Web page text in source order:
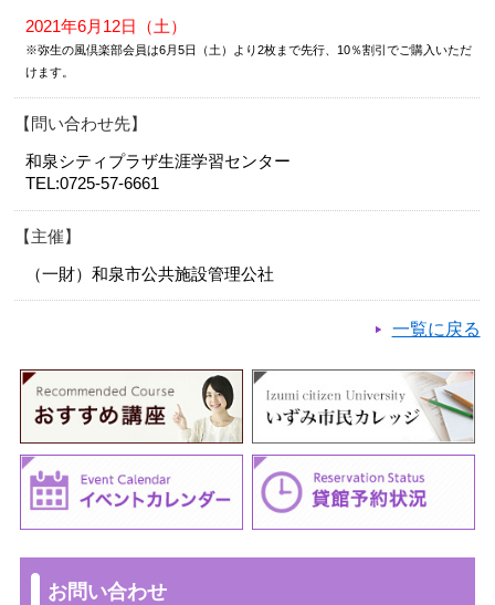
2021年6月12日（土）
※弥生の風倶楽部会員は6月5日（土）より2枚まで先行、10％割引でご購入いただ
けます。
問い合わせ先
和泉シティプラザ生涯学習センター
TEL:0725-57-6661
主催
（一財）和泉市公共施設管理公社
一覧に戻る
お問い合わせ